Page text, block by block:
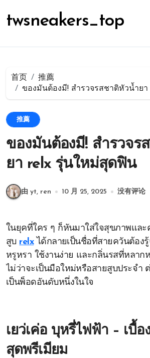
容
twsneakers_top
首页
推薦
ของมันต้องมี! สำรวจรสชาติหัวน้ำย
推薦
ของมันต้องมี! สำรวจร
ยา relx รุ่นใหม่สุดฟิน
由 yt, ren 10 月 25, 2025 没有评论
ในยุคที่ใคร ๆ ก็หันมาใส่ใจสุขภาพและความสะดวกในการ
สูบ relxได้กลายเป็นชื่อที่สายควันต้อง
หรูหรา ใช้งานง่าย และกลิ่นรสที่หลาก
ไม่ว่าจะเป็นมือใหม่หรือสายสูบประจำ
เป็นพ็อดอันดับหนึ่งในใจ
เยว่เค่อ บุหรี่ไฟฟ้า – เบื้
สุดพรีเมียม